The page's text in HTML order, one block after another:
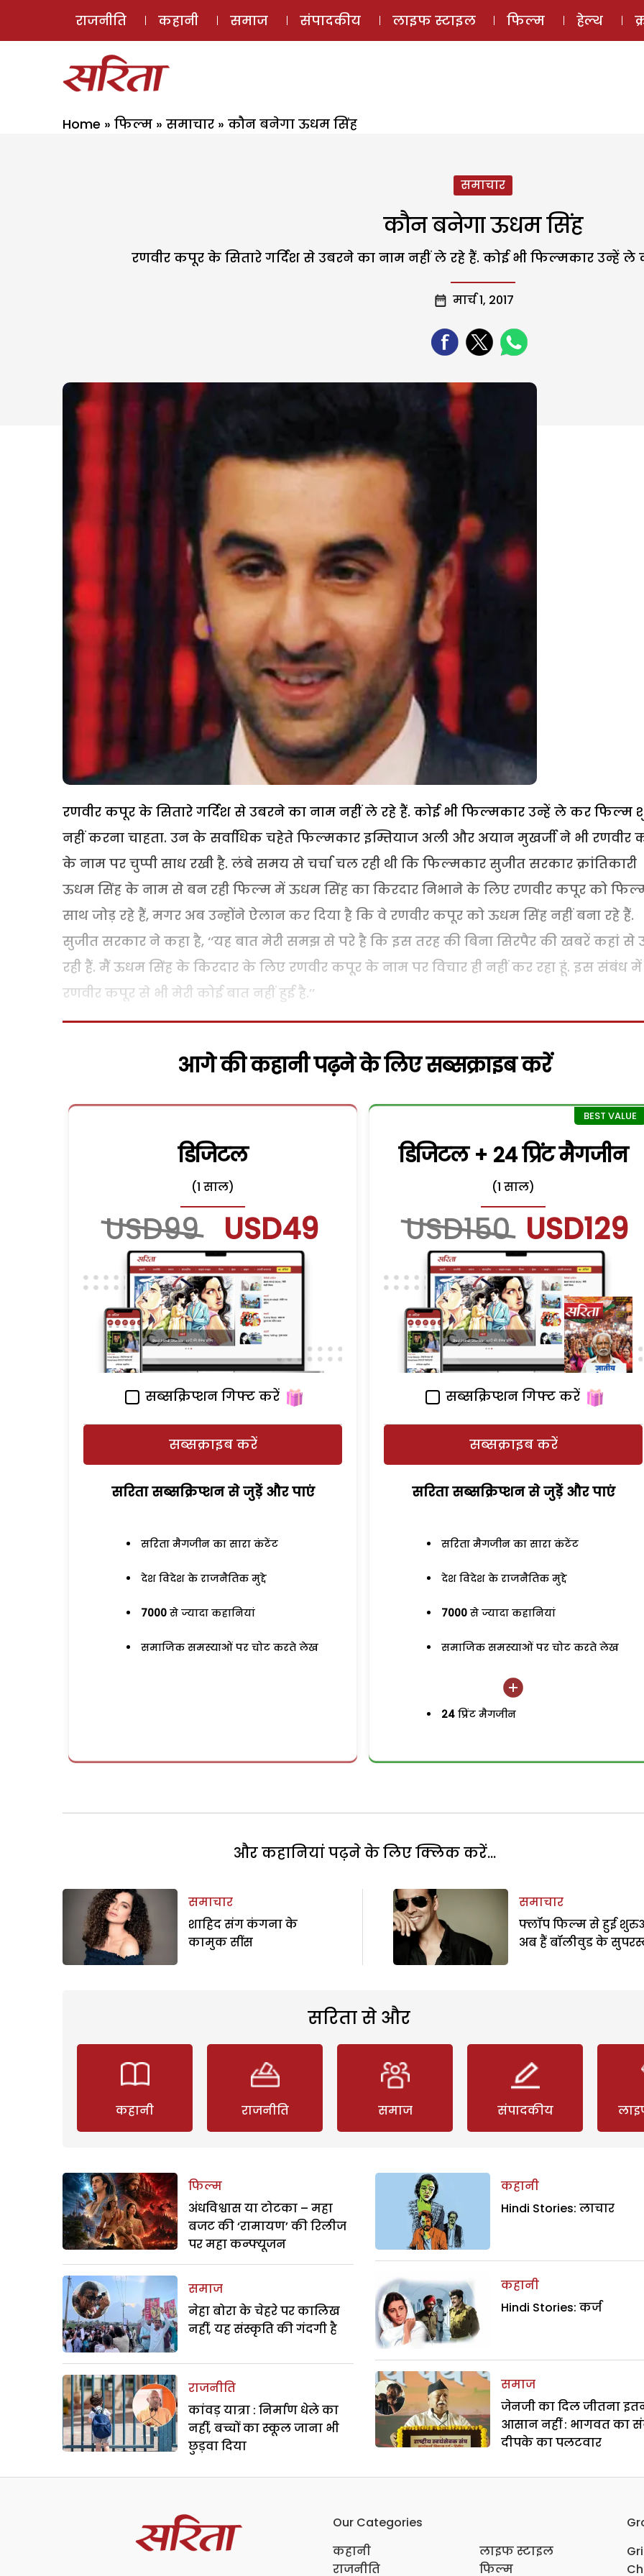
ई-मैगज़ीन
राजनीति कहानी समाज संपादकीय लाइफ स्टाइल फिल्म हेल्थ
Home » फिल्म » समाचार » कौन बनेगा ऊधम सिंह
समाचार
कौन बनेगा ऊधम सिंह
रणवीर कपूर के सितारे गर्दिश से उबरने का नाम नहीं ले रहे हैं. कोई भी फिल्मकार उन्हें
मार्च 1, 2017
रणवीर कपूर के सितारे गर्दिश से उबरने का नाम नहीं ले रहे हैं. कोई भी फिल्मकार उन्हें ले कर फिल्म
नहीं करना चाहता. उन के सर्वाधिक चहेते फिल्मकार इम्तियाज अली और अयान मुखर्जी ने भी रणवीर
के नाम पर चुप्पी साध रखी है. लंबे समय से चर्चा चल रही थी कि फिल्मकार सुजीत सरकार क्रांतिकारी
ऊधम सिंह के नाम से बन रही फिल्म में ऊधम सिंह का किरदार निभाने के लिए रणवीर कपूर को
साथ जोड़ रहे हैं, मगर अब उन्होंने ऐलान कर दिया है कि वे रणवीर कपूर को ऊधम सिंह नहीं बना रहे हैं.
सुजीत सरकार ने कहा है, ‘‘यह बात मेरी समझ से परे है कि इस तरह की बिना सिरपैर की खबरें कहां से
रही हैं. मैं ऊधम सिंह के किरदार के लिए रणवीर कपूर के नाम पर विचार ही नहीं कर रहा हूं. इस संबंध में
रणवीर कपूर से भी मेरी कोई बात नहीं हुई है.’’
आगे की कहानी पढ़ने के लिए सब्सक्राइब करें
डिजिटल
(1 साल)
USD99 USD49
सब्सक्रिप्शन गिफ्ट करें
सब्सक्राइब करें
सरिता सब्सक्रिप्शन से जुड़ेें और पाएं
सरिता मैगजीन का सारा कंटेंट
देश विदेश के राजनैतिक मुद्दे
7000 से ज्यादा कहानियां
समाजिक समस्याओं पर चोट करते लेख
डिजिटल + 24 प्रिंट मैगजीन
(1 साल)
USD150 USD129
सब्सक्रिप्शन गिफ्ट करें
सब्सक्राइब करें
सरिता सब्सक्रिप्शन से जुड़ेें और पाएं
सरिता मैगजीन का सारा कंटेंट
देश विदेश के राजनैतिक मुद्दे
7000 से ज्यादा कहानियां
समाजिक समस्याओं पर चोट करते लेख
24 प्रिंट मैगजीन
और कहानियां पढ़ने के लिए क्लिक करें...
समाचार
शाहिद संग कंगना के
कामुक सींस
समाचार
फ्लॉप फिल्म से हुई
अब हैं बॉलीवुड के
सरिता से और
कहानी राजनीति समाज संपादकीय
फिल्म
अंधविश्वास या टोटका – महा
बजट की ‘रामायण’ की रिलीज
पर महा कन्फ्यूजन
समाज
नेहा बोरा के चेहरे पर कालिख
नहीं, यह संस्कृति की गंदगी है
राजनीति
कांवड़ यात्रा : निर्माण धेले का
नहीं, बच्चों का स्कूल जाना भी
छुड़वा दिया
कहानी
Hindi Stories: लाचार
कहानी
Hindi Stories: कर्ज
समाज
जेनजी का दिल जीतना
आसान नहीं : भागवत का
दीपके का पलटवार
Our Categories
कहानी
राजनीति
लाइफ स्टाइल
फिल्म